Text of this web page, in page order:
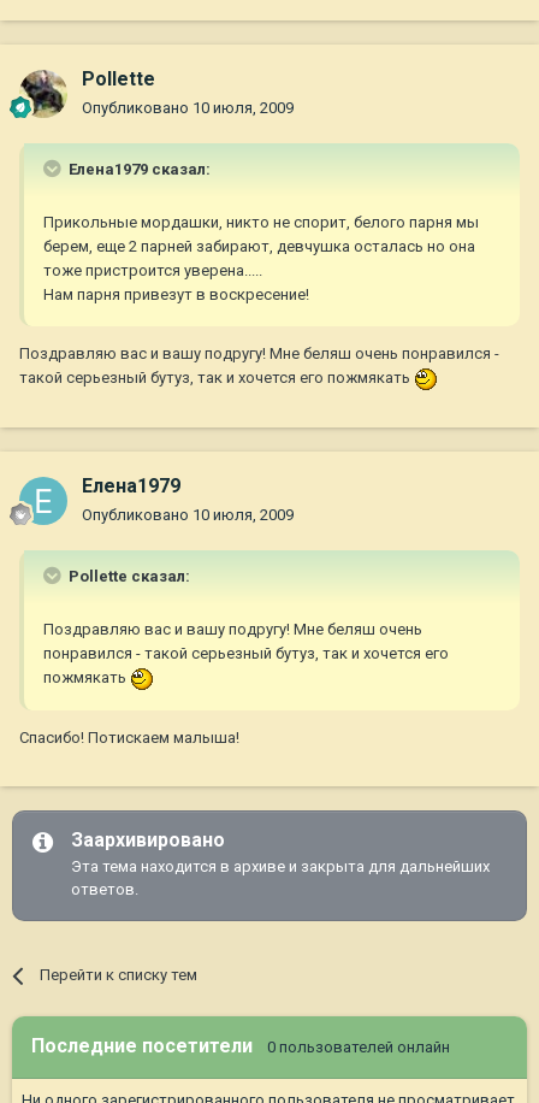
Pollette
Опубликовано 10 июля, 2009
Елена1979 сказал:
Прикольные мордашки, никто не спорит, белого парня мы
берем, еще 2 парней забирают, девчушка осталась но она
тоже пристроится уверена.....
Нам парня привезут в воскресение!
Поздравляю вас и вашу подругу! Мне беляш очень понравился -
такой серьезный бутуз, так и хочется его пожмякать
Елена1979
Опубликовано 10 июля, 2009
Pollette сказал:
Поздравляю вас и вашу подругу! Мне беляш очень
понравился - такой серьезный бутуз, так и хочется его
пожмякать
Спасибо! Потискаем малыша!
Заархивировано
Эта тема находится в архиве и закрыта для дальнейших
ответов.
Перейти к списку тем
Последние посетители 0 пользователей онлайн